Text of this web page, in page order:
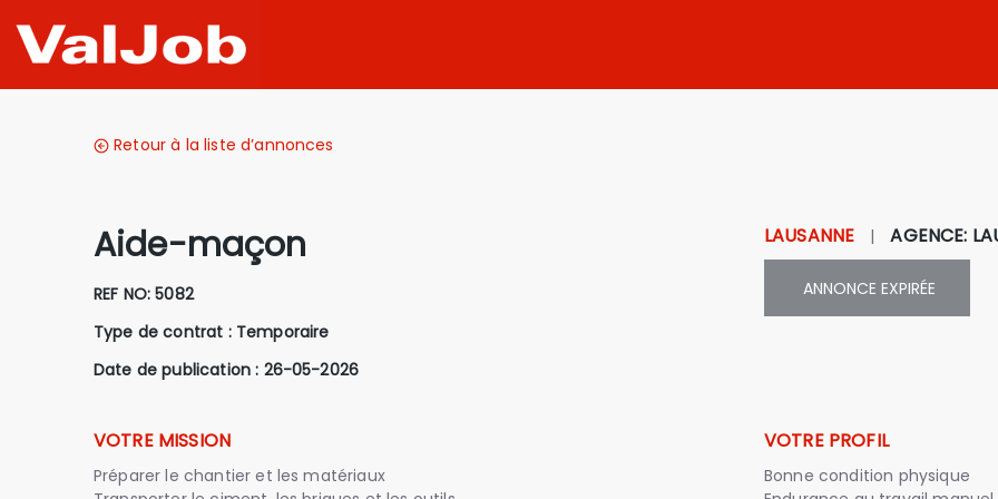
Retour à la liste d’annonces
Aide-maçon
REF NO:5082
Type de contrat : Temporaire
Date de publication : 26-05-2026
LAUSANNE | AGENCE:
ANNONCE EXPIRÉE
VOTRE MISSION
Préparer le chantier et les matériaux
VOTRE PROFIL
Bonne condition physique